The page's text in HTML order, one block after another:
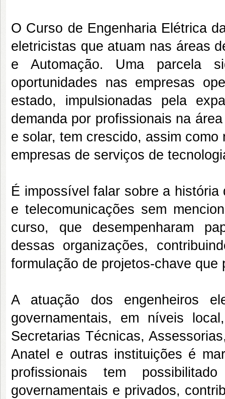
O Curso de Engenharia Elétrica
eletricistas que atuam nas áreas
e Automação. Uma parcela
oportunidades nas empresas
estado, impulsionadas pela
demanda por profissionais na
e solar, tem crescido, assim
empresas de serviços de
É impossível falar sobre a
e telecomunicações sem
curso, que desempenharam
dessas organizações,
formulação de projetos-chave que
A atuação dos engenheiros
governamentais, em níveis
Secretarias Técnicas,
Anatel e outras instituições é
profissionais tem
governamentais e privados,